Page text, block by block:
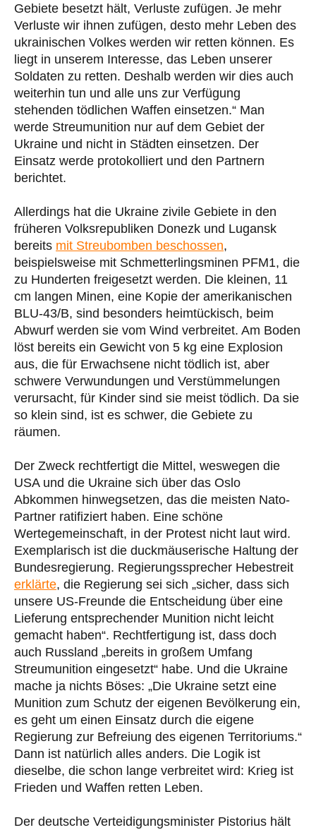
Gebiete besetzt hält, Verluste zufügen. Je mehr
Verluste wir ihnen zufügen, desto mehr Leben des
ukrainischen Volkes werden wir retten können. Es
liegt in unserem Interesse, das Leben unserer
Soldaten zu retten. Deshalb werden wir dies auch
weiterhin tun und alle uns zur Verfügung
stehenden tödlichen Waffen einsetzen.“ Man
werde Streumunition nur auf dem Gebiet der
Ukraine und nicht in Städten einsetzen. Der
Einsatz werde protokolliert und den Partnern
berichtet.
Allerdings hat die Ukraine zivile Gebiete in den
früheren Volksrepubliken Donezk und Lugansk
bereits mit Streubomben beschossen,
beispielsweise mit Schmetterlingsminen PFM1, die
zu Hunderten freigesetzt werden. Die kleinen, 11
cm langen Minen, eine Kopie der amerikanischen
BLU-43/B, sind besonders heimtückisch, beim
Abwurf werden sie vom Wind verbreitet. Am Boden
löst bereits ein Gewicht von 5 kg eine Explosion
aus, die für Erwachsene nicht tödlich ist, aber
schwere Verwundungen und Verstümmelungen
verursacht, für Kinder sind sie meist tödlich. Da sie
so klein sind, ist es schwer, die Gebiete zu
räumen.
Der Zweck rechtfertigt die Mittel, weswegen die
USA und die Ukraine sich über das Oslo
Abkommen hinwegsetzen, das die meisten Nato-
Partner ratifiziert haben. Eine schöne
Wertegemeinschaft, in der Protest nicht laut wird.
Exemplarisch ist die duckmäuserische Haltung der
Bundesregierung. Regierungssprecher Hebestreit
erklärte, die Regierung sei sich „sicher, dass sich
unsere US-Freunde die Entscheidung über eine
Lieferung entsprechender Munition nicht leicht
gemacht haben“. Rechtfertigung ist, dass doch
auch Russland „bereits in großem Umfang
Streumunition eingesetzt“ habe. Und die Ukraine
mache ja nichts Böses: „Die Ukraine setzt eine
Munition zum Schutz der eigenen Bevölkerung ein,
es geht um einen Einsatz durch die eigene
Regierung zur Befreiung des eigenen Territoriums.“
Dann ist natürlich alles anders. Die Logik ist
dieselbe, die schon lange verbreitet wird: Krieg ist
Frieden und Waffen retten Leben.
Der deutsche Verteidigungsminister Pistorius hält